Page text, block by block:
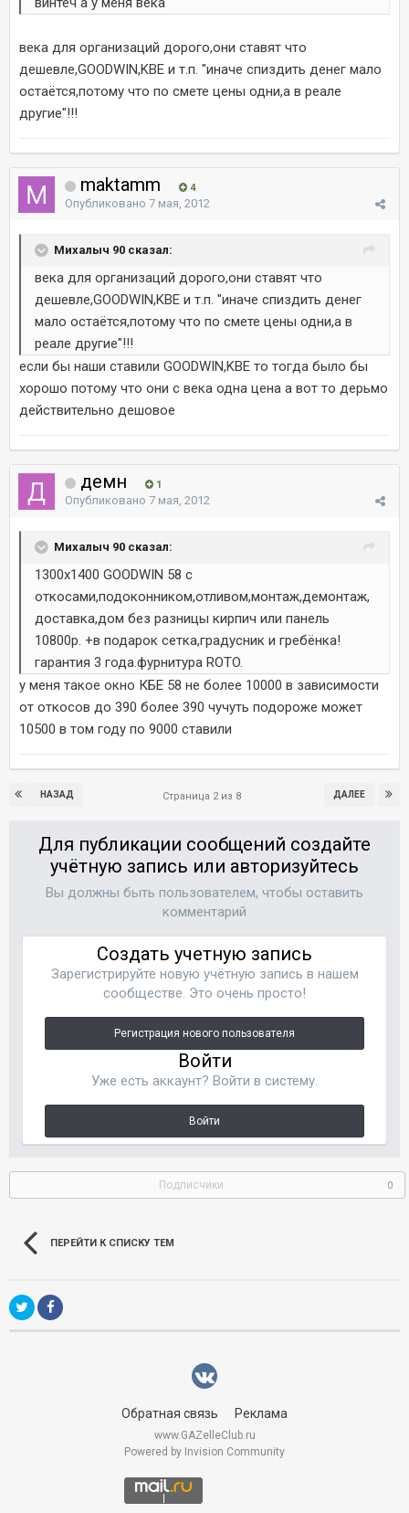
века для организаций дорого,они ставят что
дешевле,GOODWIN,KBE и т.п. "иначе спиздить денег мало
остаётся,потому что по смете цены одни,а в реале
другие"!!!
maktamm 4
Опубликовано 7 мая, 2012
Михалыч 90 сказал:
века для организаций дорого,они ставят что
дешевле,GOODWIN,KBE и т.п. "иначе спиздить денег
мало остаётся,потому что по смете цены одни,а в
реале другие"!!!
если бы наши ставили GOODWIN,KBE то тогда было бы
хорошо потому что они с века одна цена а вот то дерьмо
действительно дешовое
демн 1
Опубликовано 7 мая, 2012
Михалыч 90 сказал:
1300х1400 GOODWIN 58 с
откосами,подоконником,отливом,монтаж,демонтаж,
доставка,дом без разницы кирпич или панель
10800р. +в подарок сетка,градусник и гребёнка!
гарантия 3 года.фурнитура ROTO.
у меня такое окно КБЕ 58 не более 10000 в зависимости
от откосов до 390 более 390 чучуть подороже может
10500 в том году по 9000 ставили
НАЗАД ДАЛЕЕ
Страница 2 из 8
Для публикации сообщений создайте
учётную запись или авторизуйтесь
Вы должны быть пользователем, чтобы оставить
комментарий
Создать учетную запись
Зарегистрируйте новую учётную запись в нашем
сообществе. Это очень просто!
Регистрация нового пользователя
Войти
Уже есть аккаунт? Войти в систему.
Войти
Подписчики 0
ПЕРЕЙТИ К СПИСКУ ТЕМ
Обратная связь Реклама
www.GAZelleClub.ru
Powered by Invision Community